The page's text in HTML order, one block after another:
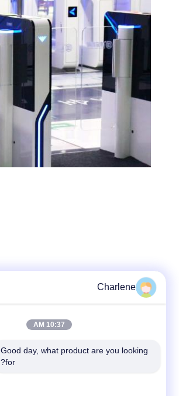
Charlene
10:37 AM
Good day, what product are you looking
for?